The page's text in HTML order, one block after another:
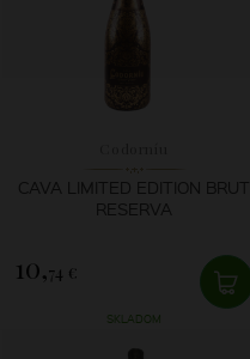
CAVA LIMITED EDITION BRUT
RESERVA
10,74 €
SKLADOM